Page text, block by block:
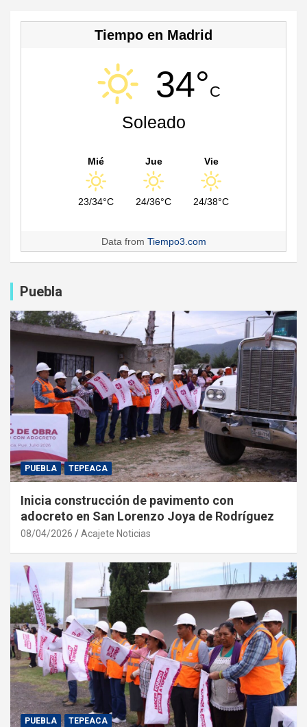
Tiempo en Madrid
34°C
Soleado
Mié
23/34°C
Jue
24/36°C
Vie
24/38°C
Data from Tiempo3.com
Puebla
PUEBLA TEPEACA
Inicia construcción de pavimento con
adocreto en San Lorenzo Joya de Rodríguez
08/04/2026 Acajete Noticias
PUEBLA TEPEACA